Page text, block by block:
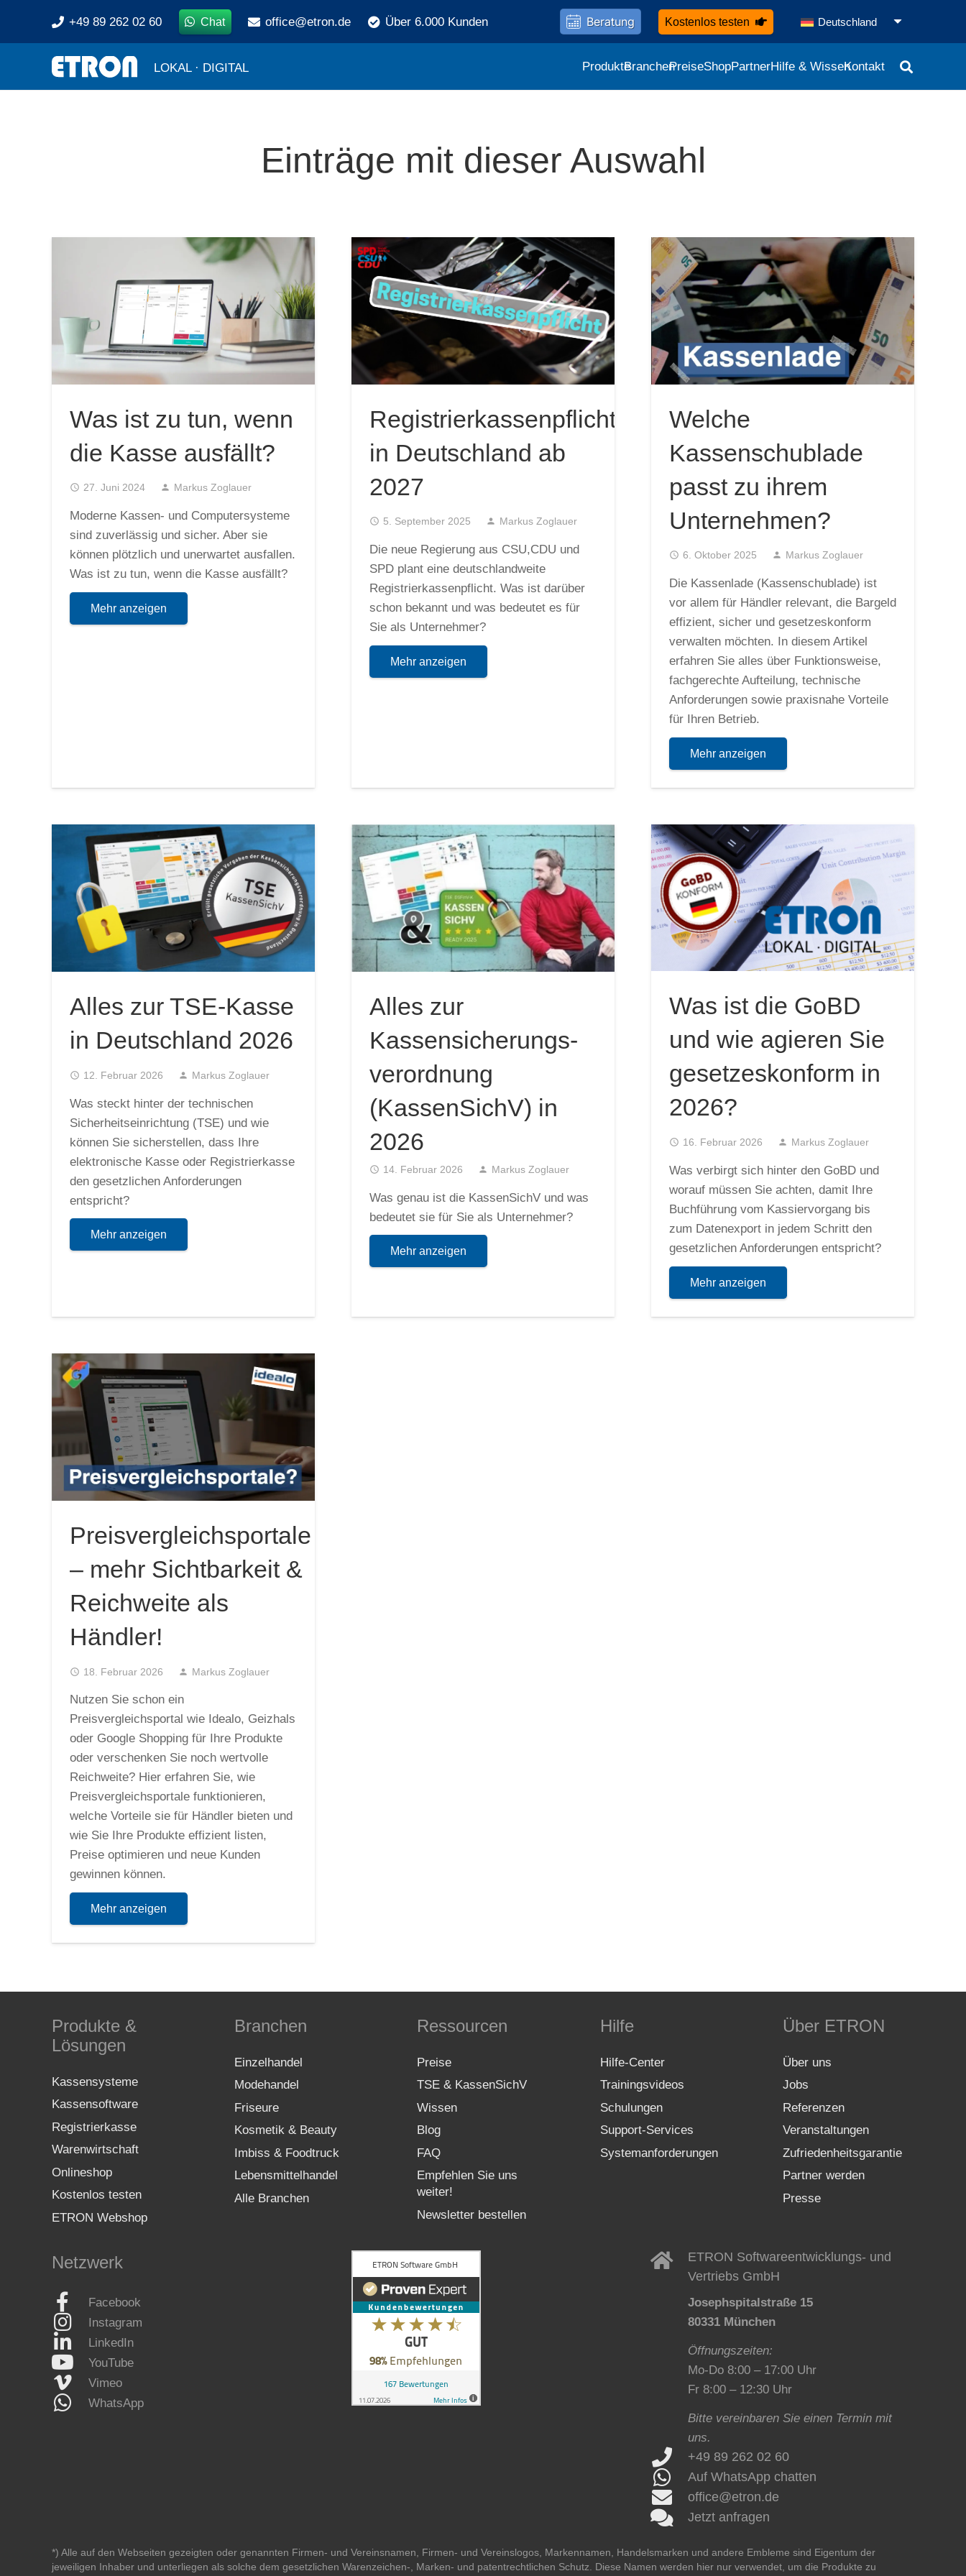
+49 89 262 02 60 Chat office@etron.de Über 6.000 Kunden Beratung Kostenlos testen Deutschland
LOKAL · DIGITAL ProdukteBranchenPreiseShopPartnerHilfe & WissenKontakt
Einträge mit dieser Auswahl
Was ist zu tun, wenn
die Kasse ausfällt?
access_time 27. Juni 2024 person Markus Zoglauer
Moderne Kassen- und Computersysteme
sind zuverlässig und sicher. Aber sie
können plötzlich und unerwartet ausfallen.
Was ist zu tun, wenn die Kasse ausfällt?
Mehr anzeigen
Registrierkassenpflicht
in Deutschland ab
2027
access_time 5. September 2025 person Markus Zoglauer
Die neue Regierung aus CSU,CDU und
SPD plant eine deutschlandweite
Registrierkassenpflicht. Was ist darüber
schon bekannt und was bedeutet es für
Sie als Unternehmer?
Mehr anzeigen
Welche
Kassenschublade
passt zu ihrem
Unternehmen?
access_time 6. Oktober 2025 person Markus Zoglauer
Die Kassenlade (Kassenschublade) ist
vor allem für Händler relevant, die Bargeld
effizient, sicher und gesetzeskonform
verwalten möchten. In diesem Artikel
erfahren Sie alles über Funktionsweise,
fachgerechte Aufteilung, technische
Anforderungen sowie praxisnahe Vorteile
für Ihren Betrieb.
Mehr anzeigen
Alles zur TSE-Kasse
in Deutschland 2026
access_time 12. Februar 2026 person Markus Zoglauer
Was steckt hinter der technischen
Sicherheitseinrichtung (TSE) und wie
können Sie sicherstellen, dass Ihre
elektronische Kasse oder Registrierkasse
den gesetzlichen Anforderungen
entspricht?
Mehr anzeigen
Alles zur
Kassensicherungs­
verordnung
(KassenSichV) in
2026
access_time 14. Februar 2026 person Markus Zoglauer
Was genau ist die KassenSichV und was
bedeutet sie für Sie als Unternehmer?
Mehr anzeigen
Was ist die GoBD
und wie agieren Sie
gesetzeskonform in
2026?
access_time 16. Februar 2026 person Markus Zoglauer
Was verbirgt sich hinter den GoBD und
worauf müssen Sie achten, damit Ihre
Buchführung vom Kassiervorgang bis
zum Datenexport in jedem Schritt den
gesetzlichen Anforderungen entspricht?
Mehr anzeigen
Preisvergleichsportale
– mehr Sichtbarkeit &
Reichweite als
Händler!
access_time 18. Februar 2026 person Markus Zoglauer
Nutzen Sie schon ein
Preisvergleichsportal wie Idealo, Geizhals
oder Google Shopping für Ihre Produkte
oder verschenken Sie noch wertvolle
Reichweite? Hier erfahren Sie, wie
Preisvergleichsportale funktionieren,
welche Vorteile sie für Händler bieten und
wie Sie Ihre Produkte effizient listen,
Preise optimieren und neue Kunden
gewinnen können.
Mehr anzeigen
Produkte &
Lösungen
Kassensysteme
Kassensoftware
Registrierkasse
Warenwirtschaft
Onlineshop
Kostenlos testen
ETRON Webshop
Branchen
Einzelhandel
Modehandel
Friseure
Kosmetik & Beauty
Imbiss & Foodtruck
Lebensmittelhandel
Alle Branchen
Ressourcen
Preise
TSE & KassenSichV
Wissen
Blog
FAQ
Empfehlen Sie uns
weiter!
Newsletter bestellen
Hilfe
Hilfe-Center
Trainingsvideos
Schulungen
Support-Services
Systemanforderungen
Über ETRON
Über uns
Jobs
Referenzen
Veranstaltungen
Zufriedenheitsgarantie
Partner werden
Presse
Netzwerk
Facebook
Instagram
LinkedIn
YouTube
Vimeo
WhatsApp
ETRON Softwareentwicklungs- und
Vertriebs GmbH
Josephspitalstraße 15
80331 München
Öffnungszeiten:
Mo-Do 8:00 – 17:00 Uhr
Fr 8:00 – 12:30 Uhr
Bitte vereinbaren Sie einen Termin mit
uns.
+49 89 262 02 60
Auf WhatsApp chatten
office@etron.de
Jetzt anfragen
*) Alle auf den Webseiten gezeigten oder genannten Firmen- und Vereinsnamen, Firmen- und Vereinslogos, Markennamen, Handelsmarken und andere Embleme sind Eigentum der
jeweiligen Inhaber und unterliegen als solche dem gesetzlichen Warenzeichen-, Marken- und patentrechtlichen Schutz. Diese Namen werden hier nur verwendet, um die Produkte zu